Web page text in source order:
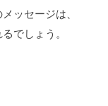
ッセージは、
でしょう。